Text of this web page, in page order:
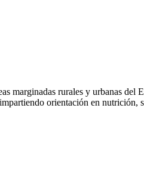
marginadas rurales y urbanas
orientación en nutrición,